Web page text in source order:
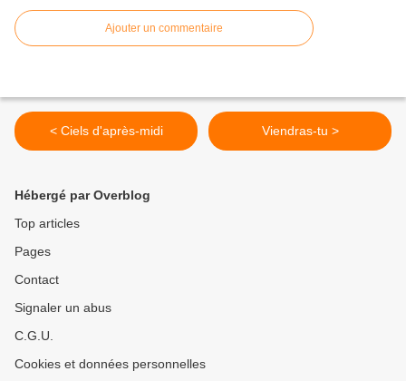
Ajouter un commentaire
< Ciels d'après-midi Viendras-tu >
Hébergé par Overblog
Top articles
Pages
Contact
Signaler un abus
C.G.U.
Cookies et données personnelles